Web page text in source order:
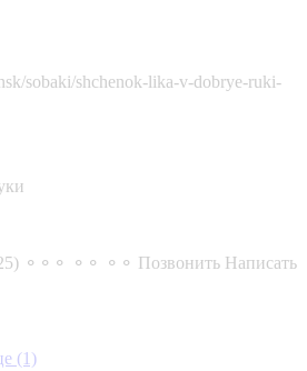
sobaki/shchenok-lika-v-dobrye-ruki-
⚬⚬⚬ ⚬⚬ ⚬⚬ Позвонить Написать
(1)